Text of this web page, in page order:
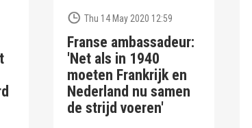
Thu 14 May 2020 12:59
Franse ambassadeur:
'Net als in 1940
moeten Frankrijk en
Nederland nu samen
de strijd voeren'